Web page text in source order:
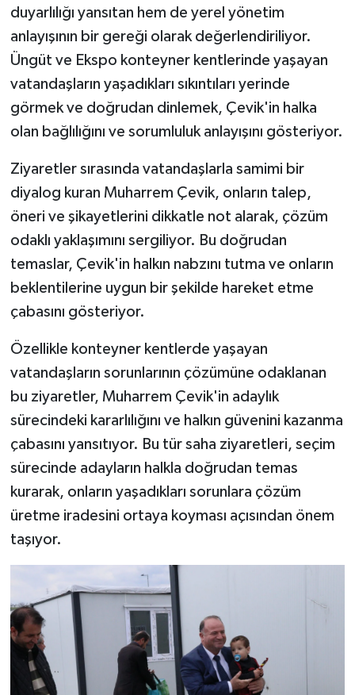
duyarlılığı yansıtan hem de yerel yönetim
anlayışının bir gereği olarak değerlendiriliyor.
Üngüt ve Ekspo konteyner kentlerinde yaşayan
vatandaşların yaşadıkları sıkıntıları yerinde
görmek ve doğrudan dinlemek, Çevik'in halka
olan bağlılığını ve sorumluluk anlayışını gösteriyor.
Ziyaretler sırasında vatandaşlarla samimi bir
diyalog kuran Muharrem Çevik, onların talep,
öneri ve şikayetlerini dikkatle not alarak, çözüm
odaklı yaklaşımını sergiliyor. Bu doğrudan
temaslar, Çevik'in halkın nabzını tutma ve onların
beklentilerine uygun bir şekilde hareket etme
çabasını gösteriyor.
Özellikle konteyner kentlerde yaşayan
vatandaşların sorunlarının çözümüne odaklanan
bu ziyaretler, Muharrem Çevik'in adaylık
sürecindeki kararlılığını ve halkın güvenini kazanma
çabasını yansıtıyor. Bu tür saha ziyaretleri, seçim
sürecinde adayların halkla doğrudan temas
kurarak, onların yaşadıkları sorunlara çözüm
üretme iradesini ortaya koyması açısından önem
taşıyor.